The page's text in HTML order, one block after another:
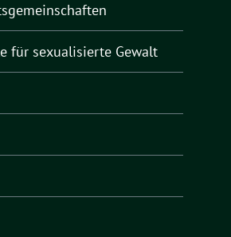
für sexualisierte Gewalt